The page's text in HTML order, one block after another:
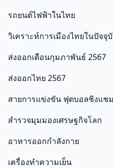
รถยนต์ไฟฟ้าในไทย
วิเคราะห์การเมืองไทยในปัจจุ
ส่งออกเดือนกุมภาพันธ์ 2567
ส่งออกไทย 2567
สายการแข่งขัน ฟุตบอลชิงแช
สำรวจมุมมองเศรษฐกิจโลก
อาหารออกกําลังกาย
เครื่องทำความเย็น